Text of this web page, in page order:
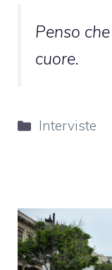
Penso
cuore.
Categorie
Interviste